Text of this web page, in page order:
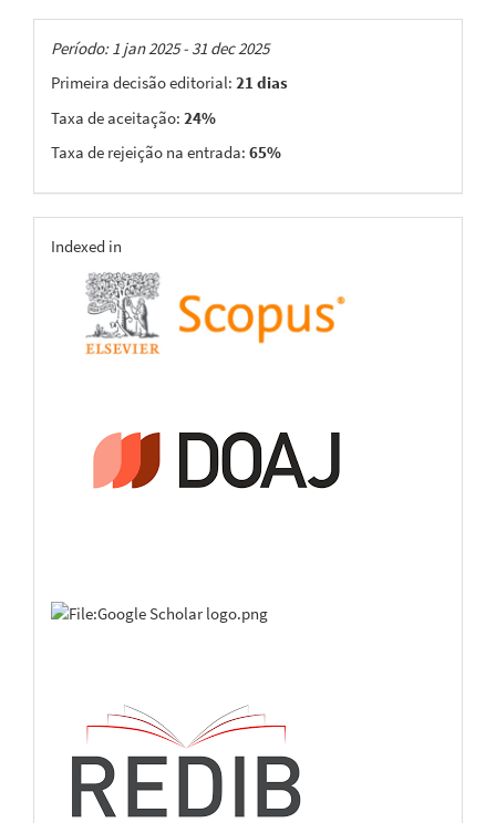
Taxas
Período: 1 jan 2025 - 31 dec 2025
Primeira decisão editorial: 21 dias
Taxa de aceitação: 24%
Taxa de rejeição na entrada: 65%
indexing
Indexed in